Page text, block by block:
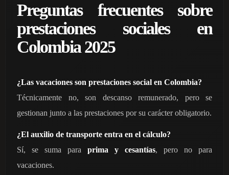
Preguntas frecuentes sobre
prestaciones sociales en
Colombia 2025
¿Las vacaciones son prestaciones social en Colombia?
Técnicamente no, son descanso remunerado, pero se
gestionan junto a las prestaciones por su carácter obligatorio.
¿El auxilio de transporte entra en el cálculo?
Sí, se suma para prima y cesantías, pero no para
vacaciones.